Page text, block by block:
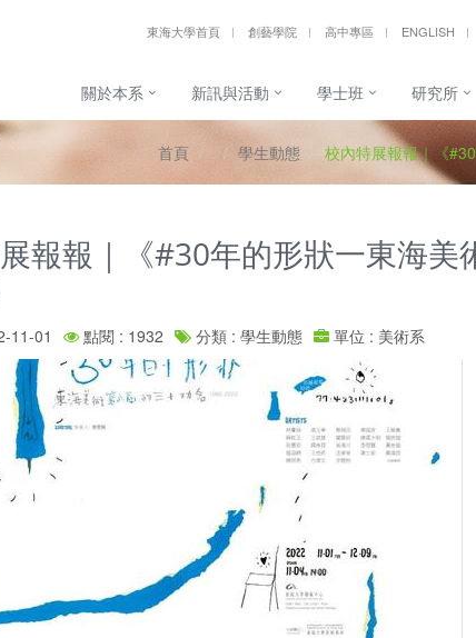
東海大學首頁 創藝學院 高中專區 ENGLISH
關於本系 新訊與活動 學士班 研究所
首頁 學生動態 校內特展報報｜《
報報｜《#30年的形狀一東海美
11-01 點閱 : 1932 分類 : 學生動態 單位 : 美術系